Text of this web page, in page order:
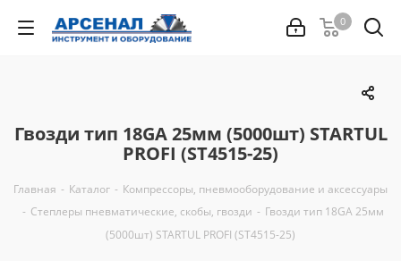
0
Гвозди тип 18GA 25мм (5000шт) STARTUL
PROFI (ST4515-25)
Главная - Каталог - Компрессоры, пневмооборудование и аксессуары
- Степлеры пневматические, скобы, гвозди - Гвозди тип 18GA 25мм
(5000шт) STARTUL PROFI (ST4515-25)